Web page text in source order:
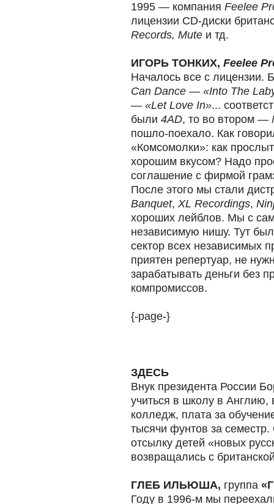
1995 — компания Feelee
лицензии CD-диски
Records, Mute и тд.
ИГОРЬ ТОНКИХ, Feelee
Началось все с лицензии.
Can Dance — «Into The
— «Let Love In»...
были 4AD, то во втором —
пошло-поехало. Как
«Комсомолки»: как
хорошим вкусом? Надо
соглашение с фирмой
После этого мы стали
Banquet, XL Recordings,
хороших лейблов. Мы с
независимую нишу. Тут
сектор всех независимых
приятен репертуар, не
зарабатывать деньги без
компромиссов.
{-page-}
ЗДЕСЬ
Внук президента России
учиться в школу в Англию,
колледж, плата за
тысячи фунтов за
отсылку детей «новых
возвращались с
ГЛЕБ ИЛЬЮША, группа
Году в 1996-м мы